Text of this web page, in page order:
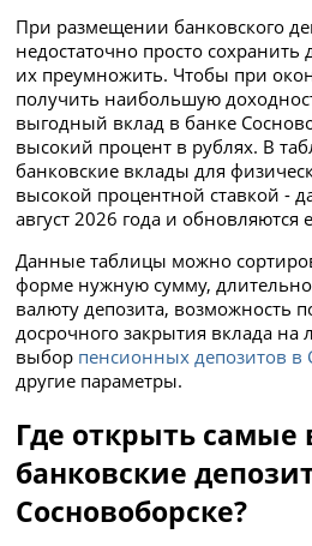
При размещении банковского
недостаточно просто сохранить
их преумножить. Чтобы при
получить наибольшую
выгодный вклад в банке
высокий процент в рублях. В
банковские вклады для
высокой процентной ставкой -
август 2026 года и обновляются
Данные таблицы можно
форме нужную сумму,
валюту депозита, возможность
досрочного закрытия вклада на
выбор пенсионных депозитов в
другие параметры.
Где открыть самые
банковские
Сосновоборске?